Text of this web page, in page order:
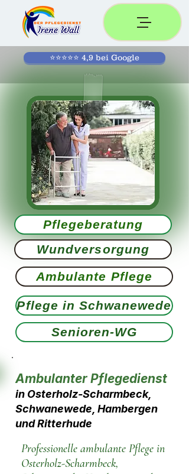
⭐⭐⭐⭐⭐ 4,9 bei Google
Pflegeberatung
Wundversorgung
Ambulante Pflege
Pflege in Schwanewede
Senioren-WG
Ambulanter Pflegedienst
in Osterholz-Scharmbeck,
Schwanewede, Hambergen
und Ritterhude
Professionelle ambulante Pflege in
Osterholz-Scharmbeck,